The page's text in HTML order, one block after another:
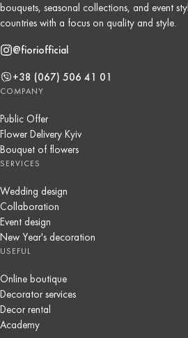
bouquets, seasonal collections, and event
countries with a focus on quality and style.
@fioriofficial
+38 (067) 506 41 01
COMPANY
Public Offer
Flower Delivery Kyiv
Bouquet of flowers
SERVICES
Wedding design
Collaboration
Event design
New Year's decoration
USEFUL
Online boutique
Decorator services
Decor rental
Academy